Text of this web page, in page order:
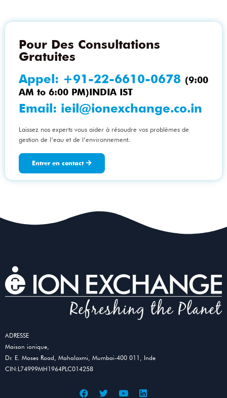
Pour Des Consultations
Gratuites
Appel: +91-22-6610-0678 (9:00
AM to 6:00 PM)INDIA IST
Email: ieil@ionexchange.co.in
Laissez nos experts vous aider à résoudre vos problèmes de
gestion de l’eau et de l’environnement.
Entrer en contact
ADRESSE
Maison ionique,
Dr. E. Moses Road, Mahalaxmi, Mumbai-400 011, Inde
CIN:L74999MH1964PLC014258